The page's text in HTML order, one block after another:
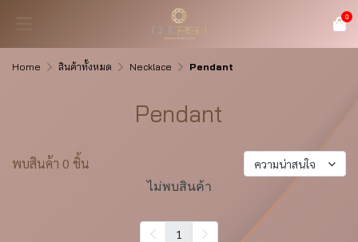
0
Home สินค้าทั้งหมด Necklace Pendant
Pendant
พบสินค้า 0 ชิ้น ความน่าสนใจ
ไม่พบสินค้า
1